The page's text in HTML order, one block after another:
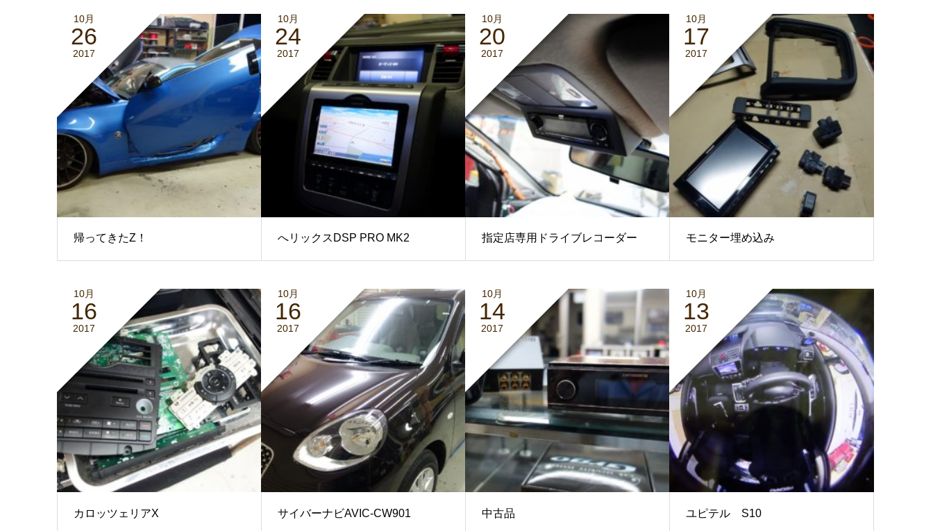
10月
26
2017
帰ってきたZ！
10月
24
2017
へリックスDSP PRO MK2
10月
20
2017
指定店専用ドライブレコーダー
10月
17
2017
モニター埋め込み
10月
16
2017
カロッツェリアX
10月
16
2017
サイバーナビAVIC-CW901
10月
14
2017
中古品
10月
13
2017
ユピテル S10